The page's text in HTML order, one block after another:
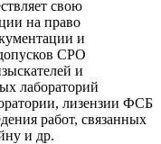
свою
на право
и
СРО
и
лабораторий
лизензии ФСБ
работ, связанных
и др.